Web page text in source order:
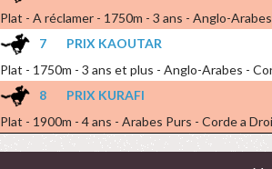
Plat - A réclamer - 1750m - 3 ans - Anglo-
7
PRIX KAOUTAR
Plat - 1750m - 3 ans et plus - Anglo-Arabes -
8
PRIX KURAFI
Plat - 1900m - 4 ans - Arabes Purs - Corde a